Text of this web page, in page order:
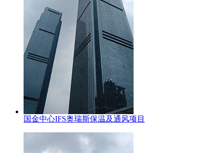
国金中心IFS奥瑞斯保温及通风项目